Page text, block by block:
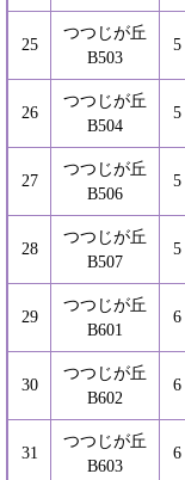
25
つつじが丘
B503
5
26
つつじが丘
B504
5
27
つつじが丘
B506
5
28
つつじが丘
B507
5
29
つつじが丘
B601
6
30
つつじが丘
B602
6
31
つつじが丘
B603
6